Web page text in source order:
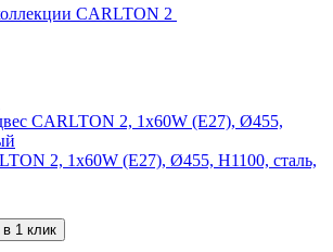
CARLTON 2
2, 1x60W (E27), Ø455, H1100, сталь,
в 1 клик